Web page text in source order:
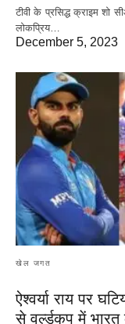
टीवी के प्रसिद्ध क्राइम
लोकप्रिय…
December 5, 2023
खेल जगत
ऐश्वर्या राय पर‌
से वर्ल्डकप में भारत